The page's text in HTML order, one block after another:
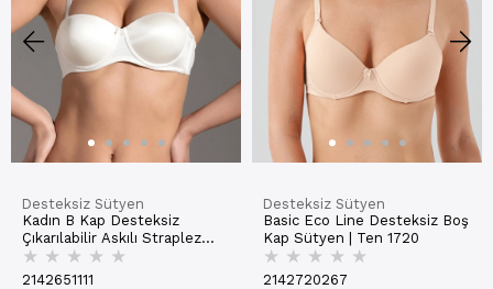
Desteksiz Sütyen
Kadın B Kap Desteksiz
Çıkarılabilir Askılı Straplez
Basic Sütyen | Ekru 7050
★ ★ ★ ★ ★
2142651111
Desteksiz Sütyen
Basic Eco Line Desteksiz Boş
Kap Sütyen | Ten 1720
★ ★ ★ ★ ★
2142720267